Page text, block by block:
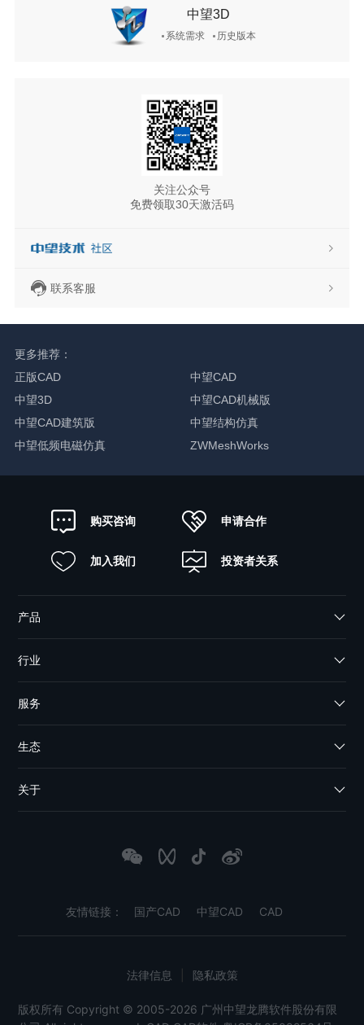
中望3D
系统需求 历史版本
关注公众号
免费领取30天激活码
联系客服
更多推荐：
正版CAD
中望CAD
中望3D
中望CAD机械版
中望CAD建筑版
中望结构仿真
中望低频电磁仿真
ZWMeshWorks
购买咨询 申请合作
加入我们 投资者关系
产品
行业
服务
生态
关于
友情链接： 国产CAD 中望CAD CAD
版权所有 Copyright © 2005-2026 广州中望龙腾软件股份有限
法律信息 隐私政策